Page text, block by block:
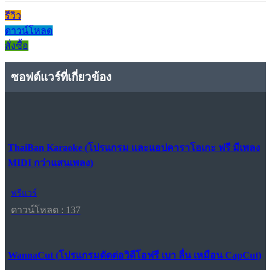
รีวิว
ดาวน์โหลด
สั่งซื้อ
ซอฟต์แวร์ที่เกี่ยวข้อง
ThaiBan Karaoke (โปรแกรม และแอปคาราโอเกะ ฟรี มีเพลง
MIDI กว่าแสนเพลง)
ฟรีแวร์
ดาวน์โหลด : 137
WannaCut (โปรแกรมตัดต่อวิดีโอฟรี เบา ลื่น เหมือน CapCut)